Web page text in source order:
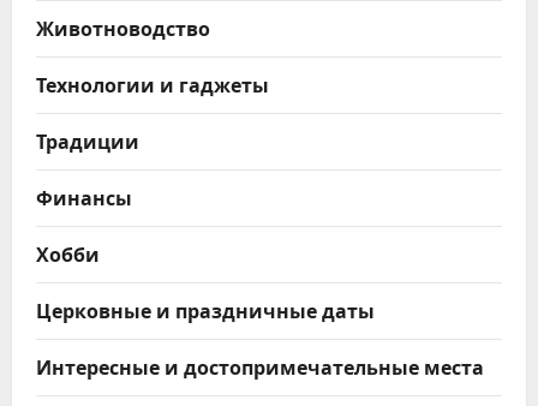
Животноводство
Технологии и гаджеты
Традиции
Финансы
Хобби
Церковные и праздничные даты
Интересные и достопримечательные места